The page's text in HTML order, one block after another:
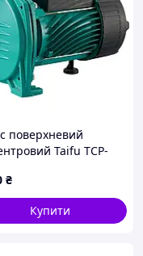
поверхневий
Taifu TCP-
Вт, 1x1 (TF0063)
₴
Купити